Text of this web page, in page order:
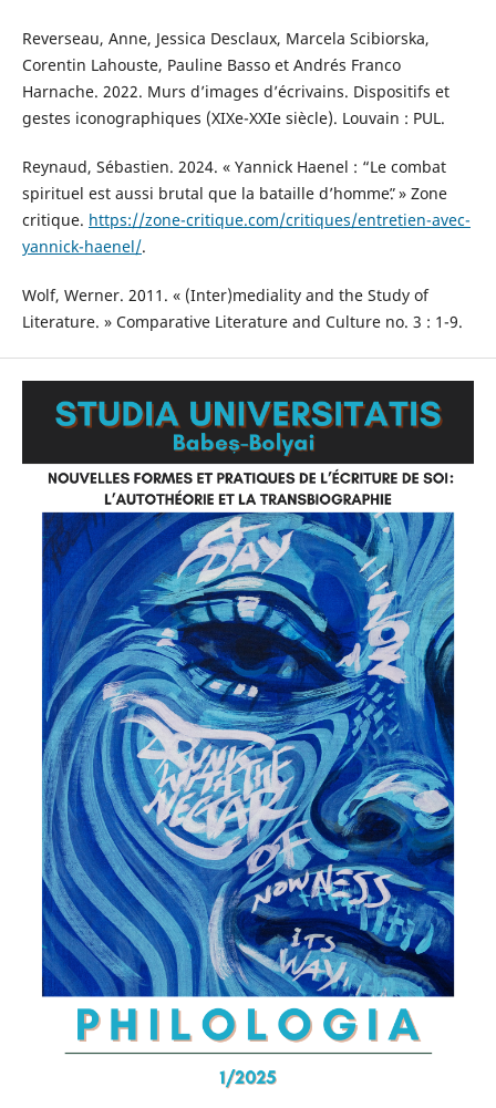
Reverseau, Anne, Jessica Desclaux, Marcela Scibiorska,
Corentin Lahouste, Pauline Basso et Andrés Franco
Harnache. 2022. Murs d’images d’écrivains. Dispositifs et
gestes iconographiques (XIXe-XXIe siècle). Louvain : PUL.
Reynaud, Sébastien. 2024. « Yannick Haenel : “Le combat
spirituel est aussi brutal que la bataille d’hommeˮ. » Zone
critique. https://zone-critique.com/critiques/entretien-avec-
yannick-haenel/.
Wolf, Werner. 2011. « (Inter)mediality and the Study of
Literature. » Comparative Literature and Culture no. 3 : 1-9.